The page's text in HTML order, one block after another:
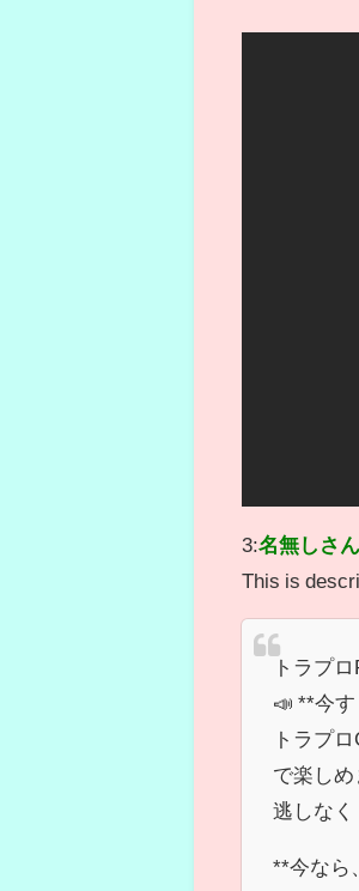
3:名無しさ
This is
トラプ
📣 **今
トラプ
で楽し
逃しなく
**今なら